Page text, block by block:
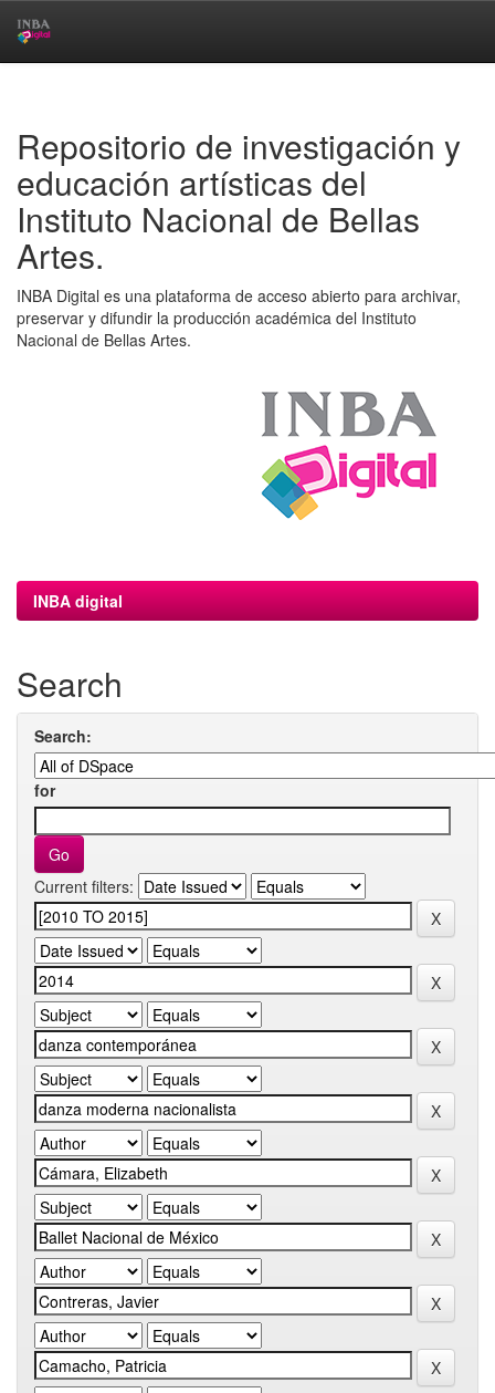
Repositorio de investigación y
educación artísticas del
Instituto Nacional de Bellas
Artes.
INBA Digital es una plataforma de acceso abierto para archivar,
preservar y difundir la producción académica del Instituto
Nacional de Bellas Artes.
INBA digital
Search
Search:
for
Current filters: